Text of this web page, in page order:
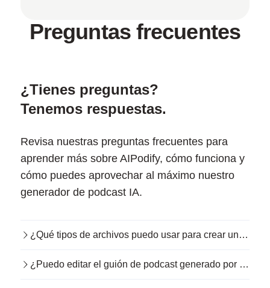
Preguntas frecuentes
¿Tienes preguntas?
Tenemos respuestas.
Revisa nuestras preguntas frecuentes para
aprender más sobre AIPodify, cómo funciona y
cómo puedes aprovechar al máximo nuestro
generador de podcast IA.
¿Qué tipos de archivos puedo usar para crear un podcast?
¿Puedo editar el guión de podcast generado por IA?